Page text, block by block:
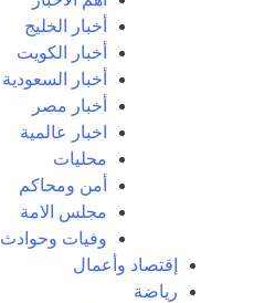
أخبار الخليج
أخبار الكويت
أخبار السعودية
أخبار مصر
اخبار عالمية
محليات
أمن ومحاكم
مجلس الامة
وفيات وحوادث
إقتصاد وأعمال
رياضة